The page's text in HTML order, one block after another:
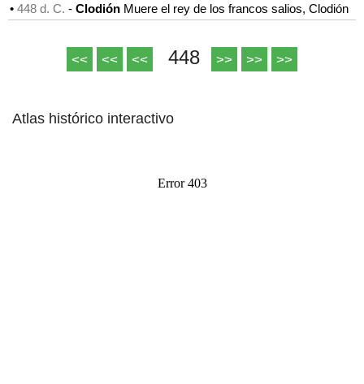
• 448 d. C. - Clodión Muere el rey de los francos salios, Clodión
<< << << 448 >> >> >>
Atlas histórico interactivo